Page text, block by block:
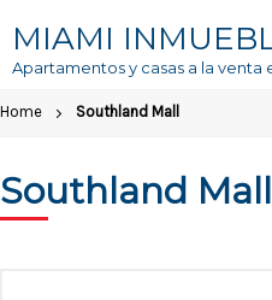
content
Home Southland Mall
Southland Mall